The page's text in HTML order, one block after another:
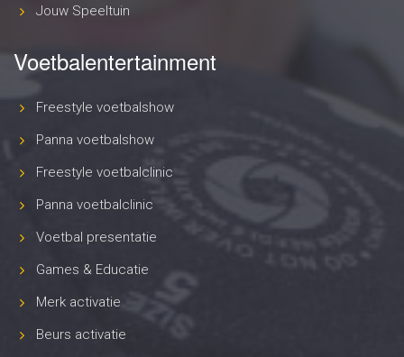
Jouw Speeltuin
Voetbalentertainment
Freestyle voetbalshow
Panna voetbalshow
Freestyle voetbalclinic
Panna voetbalclinic
Voetbal presentatie
Games & Educatie
Merk activatie
Beurs activatie